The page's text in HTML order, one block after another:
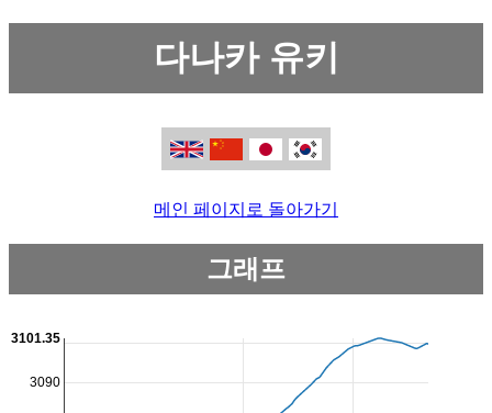
다나카 유키
메인 페이지로 돌아가기
그래프
3090
3101.35